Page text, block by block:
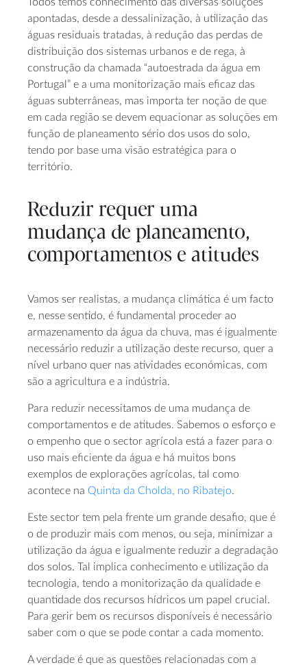
apontadas, desde a dessalinização, à utilização das
águas residuais tratadas, à redução das perdas de
distribuição dos sistemas urbanos e de rega, à
construção da chamada “autoestrada da água em
Portugal” e a uma monitorização mais eficaz das
águas subterrâneas, mas importa ter noção de que
em cada região se devem equacionar as soluções em
função de planeamento sério dos usos do solo,
tendo por base uma visão estratégica para o
território.
Reduzir requer uma
mudança de planeamento,
comportamentos e atitudes
Vamos ser realistas, a mudança climática é um facto
e, nesse sentido, é fundamental proceder ao
armazenamento da água da chuva, mas é igualmente
necessário reduzir a utilização deste recurso, quer a
nível urbano quer nas atividades económicas, com
são a agricultura e a indústria.
Para reduzir necessitamos de uma mudança de
comportamentos e de atitudes. Sabemos o esforço e
o empenho que o sector agrícola está a fazer para o
uso mais eficiente da água e há muitos bons
exemplos de explorações agrícolas, tal como
acontece na Quinta da Cholda, no Ribatejo.
Este sector tem pela frente um grande desafio, que é
o de produzir mais com menos, ou seja, minimizar a
utilização da água e igualmente reduzir a degradação
dos solos. Tal implica conhecimento e utilização da
tecnologia, tendo a monitorização da qualidade e
quantidade dos recursos hídricos um papel crucial.
Para gerir bem os recursos disponíveis é necessário
saber com o que se pode contar a cada momento.
A verdade é que as questões relacionadas com a